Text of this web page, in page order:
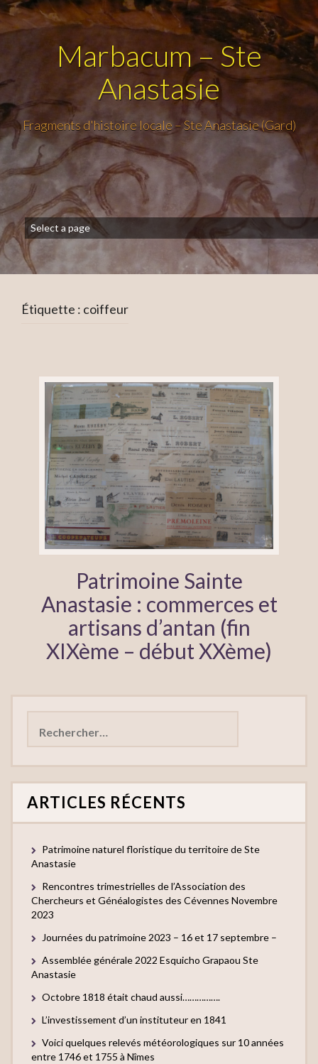
Marbacum – Ste
Anastasie
Fragments d'histoire locale – Ste Anastasie (Gard)
Étiquette : coiffeur
Patrimoine Sainte
Anastasie : commerces et
artisans d’antan (fin
XIXème – début XXème)
ARTICLES RÉCENTS
Patrimoine naturel floristique du territoire de Ste
Anastasie
Rencontres trimestrielles de l’Association des
Chercheurs et Généalogistes des Cévennes Novembre
2023
Journées du patrimoine 2023 – 16 et 17 septembre –
Assemblée générale 2022 Esquicho Grapaou Ste
Anastasie
Octobre 1818 était chaud aussi…………….
L’investissement d’un instituteur en 1841
Voici quelques relevés météorologiques sur 10 années
entre 1746 et 1755 à Nîmes